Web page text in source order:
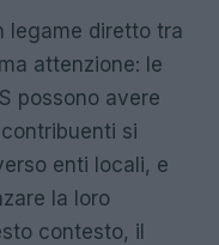
legame diretto tra
attenzione: le
possono avere
si
enti locali, e
la loro
contesto, il